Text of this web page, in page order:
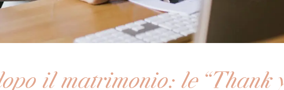
il matrimonio: le “Thank